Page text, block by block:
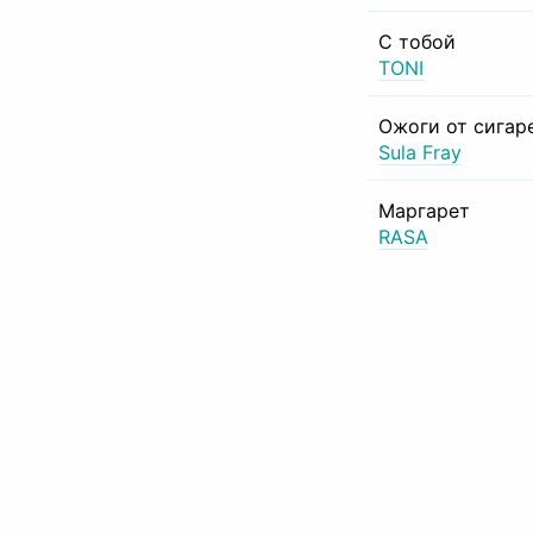
С тобой
TONI
Ожоги от
Sula Fray
Маргарет
RASA